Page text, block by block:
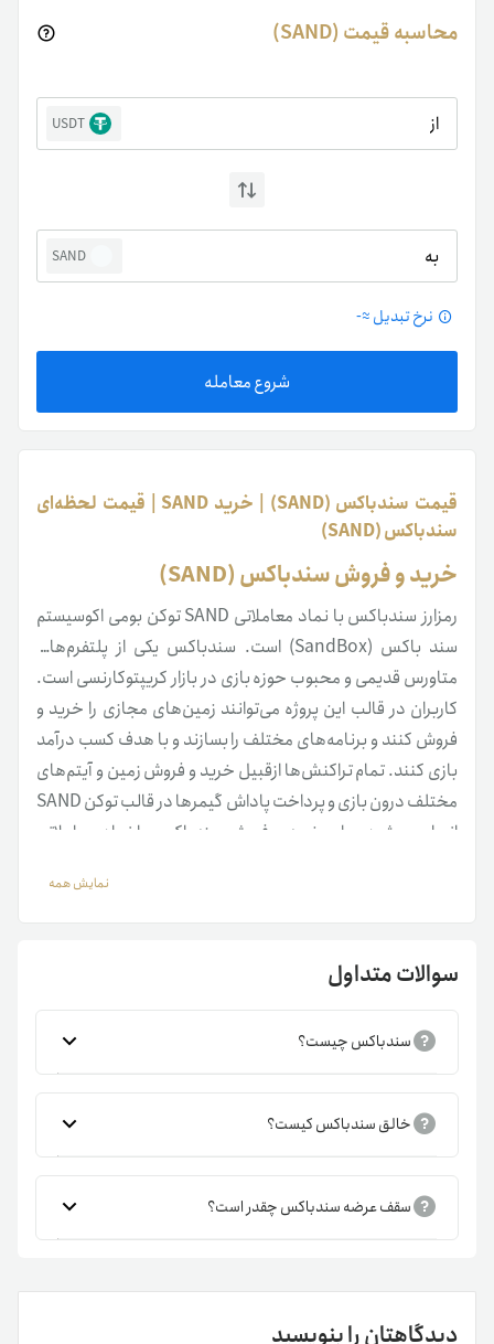
محاسبه قیمت (SAND)
از USDT
به SAND
نرخ تبدیل ≈-
شروع معامله
قیمت سندباکس (SAND) | خرید SAND | قیمت لحظه‌ای
سندباکس (SAND)
خرید و فروش سندباکس (SAND)
رمزارز سندباکس با نماد معاملاتی SAND توکن بومی اکوسیستم
سند باکس (SandBox) است. سندباکس یکی از پلتفرم‌های
متاورس قدیمی‌ و محبوب‌ حوزه بازی در بازار کریپتوکارنسی است.
کاربران در قالب این پروژه می‌توانند زمین‌های مجازی را خرید و
فروش کنند و برنامه‌های مختلف را بسازند و با هدف کسب درآمد
بازی کنند. تمام تراکنش‌ها از‌قبیل خرید و فروش زمین و آیتم‌های
مختلف درون بازی و پرداخت پاداش گیمرها در قالب توکن SAND
انجام می‌شود. برای خرید و فروش سندباکس با نماد معاملاتی
عرضه و تقاضا و تعداد گیمرهای فعال در پلتفرم سندباکس دو
نقشه راه توسعه این پلتفرم در جلب توجه گیمرها نقش مهمی ایفا
می‌کند. قبل‌از خرید و فروش SAND باید نمودار قیمت سندباکس
را بررسی کنید. نمودار قیمت لحظه‌ای سندباکس را در بالای همین
صفحه مشاهده می‌کنید. پس‌از آن می‌توانید سفارش خرید یا
فروش SAND را در مبدل رمزارزی تترلند ثبت کنید.
لینک های مفید:قیمت بیت کوین
ویژگی‌های سندباکس
نمایش همه
سوالات متداول
سندباکس چیست؟
خالق سندباکس کیست؟
سقف عرضه سندباکس چقدر است؟
دیدگاهتان را بنویسید